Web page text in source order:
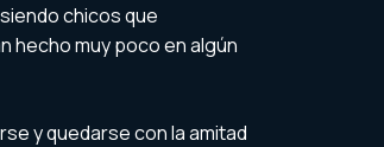
chicos que
hecho muy poco en algún
y quedarse con la amitad